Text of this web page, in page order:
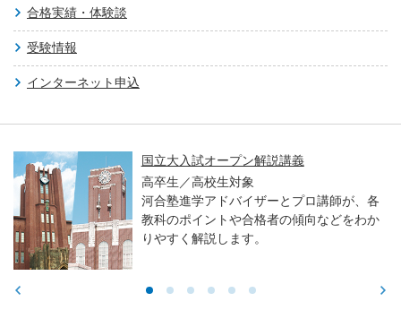
合格実績・体験談
受験情報
インターネット申込
国立大入試オープン解説講義
高卒生／高校生対象
河合塾進学アドバイザーとプロ講師が、各
教科のポイントや合格者の傾向などをわか
りやすく解説します。